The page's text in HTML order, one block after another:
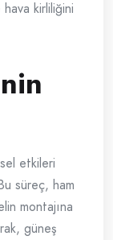
kirliliğini
etkileri
süreç, ham
montajına
güneş